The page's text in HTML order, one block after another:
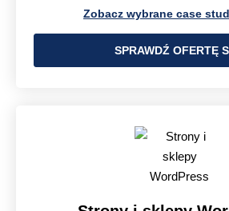
Zobacz wybrane case
SPRAWDŹ OFERTĘ